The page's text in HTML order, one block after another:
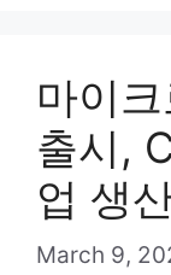
마이
출시,
업 생
March 9,